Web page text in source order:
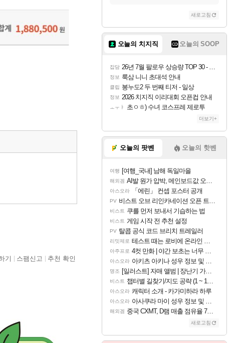
기 스팸신고 추천 확인
새로고침
오늘의 치지직 오늘의 SOOP
잡담 26년 7월 팔로우 상승량 TOP 30 - 월간 치지직
정보 룩삼 니니 초대석 안내
클립 봉누도2 두 번째 티저 - 일상
정보 2026 치지직 이리대회 오픈컵 안내
ㅗㅜㅑ 초ㅇㅎ) 수녀 코스프레 제로투
더보기+
오늘의 팟벤 오늘의 핫벤
여행 [여행_국내] 남해 독일마을
해외겜 AI발 원가 압박, 메인보드값 오르나
아스오라 「에린」 컨셉 포스터 공개
PV 비스트 오브 리인카네이션 오픈 트레일러
비스트 쿠를 먼저 보내서 기습하는 법
비스트 게임 시작 전 추천 설정
PV 탈콥 공식 코드 브리치 트레일러
리밋제로 테스트 때는 로비에 온라인 기능이 있는데
아주프로 4컷 만화 | 야간 보초는 너무 힘들어
아스오라 아키츠 아키나 성우 정보 및 주요 필모
명조 [일러스트] 자매 앨범 | 장난기 가득한 오후의 공원 (리메이크판)
비스트 챕터별 길찾기/지도 공략 (1 ~ 12장)
아스오라 캐릭터 소개 - 카가미하라 하루
아스오라 아사쿠라 마이 성우 정보 및 주요 필모
해외겜 중국 CXMT, D램 매출 점유율 7%…글로벌 4위로 부상
새로고침